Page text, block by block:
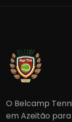
O Belcamp
em Azeitão